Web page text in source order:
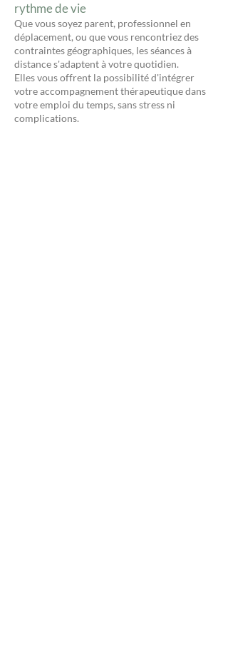
rythme de vie
Que vous soyez parent, professionnel en
déplacement, ou que vous rencontriez des
contraintes géographiques, les séances à
distance s'adaptent à votre quotidien.
Elles vous offrent la possibilité d'intégrer
votre accompagnement thérapeutique dans
votre emploi du temps, sans stress ni
complications.